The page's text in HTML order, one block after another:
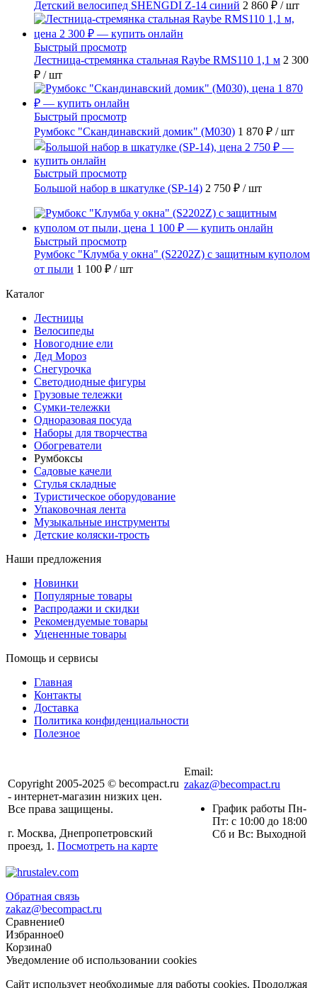
Детский велосипед SHENGDI Z-14 синий 2 860 ₽ / шт
Быстрый просмотр
Лестница-стремянка стальная Raybe RMS110 1,1 м 2 300
₽ / шт
Быстрый просмотр
Румбокс "Скандинавский домик" (M030) 1 870 ₽ / шт
Быстрый просмотр
Большой набор в шкатулке (SP-14) 2 750 ₽ / шт
Быстрый просмотр
Румбокс "Клумба у окна" (S2202Z) с защитным куполом
от пыли 1 100 ₽ / шт
Каталог
Лестницы
Велосипеды
Новогодние ели
Дед Мороз
Снегурочка
Светодиодные фигуры
Грузовые тележки
Сумки-тележки
Одноразовая посуда
Наборы для творчества
Обогреватели
Румбоксы
Садовые качели
Стулья складные
Туристическое оборудование
Упаковочная лента
Музыкальные инструменты
Детские коляски-трость
Наши предложения
Новинки
Популярные товары
Распродажи и скидки
Рекомендуемые товары
Уцененные товары
Помощь и сервисы
Главная
Контакты
Доставка
Политика конфиденциальности
Полезное
Copyright 2005-2025 © becompact.ru
- интернет-магазин низких цен.
Все права защищены.
г. Москва, Днепропетровский
проезд, 1. Посмотреть на карте
Email:
zakaz@becompact.ru
График работы Пн-
Пт: с 10:00 до 18:00
Cб и Вс: Выходной
Обратная связь
zakaz@becompact.ru
Сравнение0
Избранное0
Корзина0
Уведомление об использовании cookies
Сайт использует необходимые для работы cookies. Продолжая